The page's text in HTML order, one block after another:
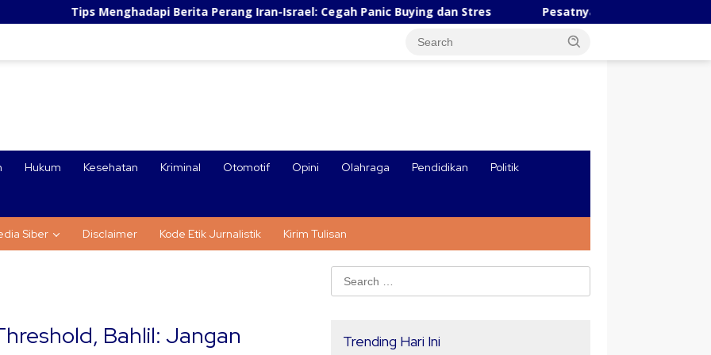
Menghadapi Berita Perang Iran-Israel: Cegah Panic Buying dan Stres Pesatnya Industri AI Tiongkok, Robot
Hukum Kesehatan Kriminal Otomotif Opini Olahraga Pendidikan Politik
Siber Disclaimer Kode Etik Jurnalistik Kirim Tulisan
Bahlil: Jangan
Search
for:
Trending Hari Ini